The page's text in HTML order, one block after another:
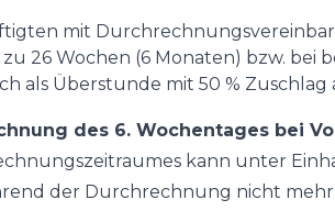
mit
26 Wochen (6 Monaten) bzw.
als Überstunde mit 50 %
des 6. Wochentages bei
kann unter
der Durchrechnung nicht mehr